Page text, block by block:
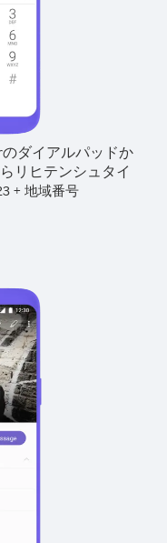
ダイアルパッドか
リヒテンシュタイ
+ 地域番号